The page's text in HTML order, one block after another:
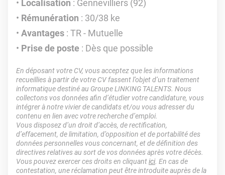
Localisation : Gennevilliers (92)
Rémunération : 30/38 ke
Avantages : TR - Mutuelle
Prise de poste : Dès que possible
En déposant votre CV, vous acceptez que les informations
recueillies à partir de votre CV fassent l’objet d’un traitement
informatique destiné au Groupe LINKING TALENTS. Nous
collectons vos données afin d’étudier votre candidature, vous
intégrer à notre vivier de candidats et/ou vous adresser du
contenu en lien avec votre recherche d’emploi.
Vous disposez d’un droit d’accès, de rectification,
d’effacement, de limitation, d’opposition et de portabilité des
données personnelles vous concernant, et de définition des
directives relatives au sort de vos données après votre décès.
Vous pouvez exercer ces droits en cliquantici. En cas de
contestation, une réclamation peut être introduite auprès de la